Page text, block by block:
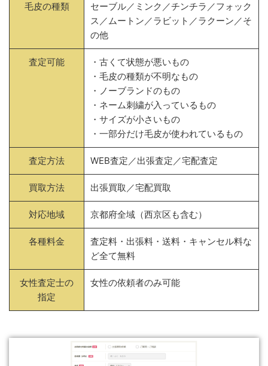
毛皮の種類
セーブル／ミンク／チンチラ／フォック
ス／ムートン／ラビット／ラクーン／そ
の他
査定可能
・古くて状態が悪いもの
・毛皮の種類が不明なもの
・ノーブランドのもの
・ネーム刺繍が入っているもの
・サイズが小さいもの
・一部分だけ毛皮が使われているもの
査定方法 WEB査定／出張査定／宅配査定
買取方法 出張買取／宅配買取
対応地域 京都府全域（西京区も含む）
各種料金
査定料・出張料・送料・キャンセル料な
ど全て無料
女性査定士の
指定
女性の依頼者のみ可能